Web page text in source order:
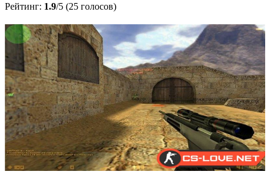
Рейтинг: 1.9/5 (25 голосов)